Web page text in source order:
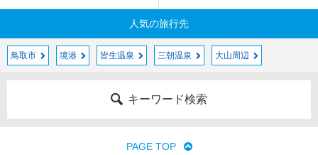
人気の旅行先
鳥取市 境港 皆生温泉 三朝温泉 大山周辺
キーワード検索
PAGE TOP